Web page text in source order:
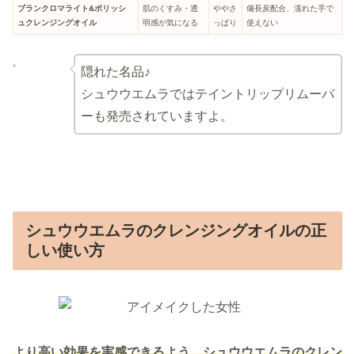
ブランクロマライト&ポリッシ
ュクレンジングオイル
肌のくすみ・透
明感が気になる
ややさ
っぱり
備長炭配合、濡れた手で
使えない
隠れた名品♪
シュウウエムラではテイントリップリムーバ
ーも発売されていますよ。
シュウウエムラのクレンジングオイルの正
しい使い方